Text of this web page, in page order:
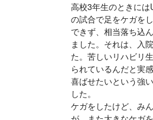
高校3年生のときに
の試合で足をケガを
できず、相当落ち込
ました。それは、入
た。苦しいリハビリ
られているんだと実
喜ばせたいという強
した。
ケガをしたけど、み